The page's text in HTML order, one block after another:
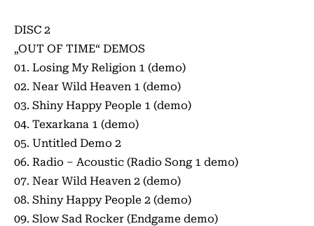
DISC 2
„OUT OF TIME“ DEMOS
01. Losing My Religion 1 (demo)
02. Near Wild Heaven 1 (demo)
03. Shiny Happy People 1 (demo)
04. Texarkana 1 (demo)
05. Untitled Demo 2
06. Radio – Acoustic (Radio Song 1 demo)
07. Near Wild Heaven 2 (demo)
08. Shiny Happy People 2 (demo)
09. Slow Sad Rocker (Endgame demo)